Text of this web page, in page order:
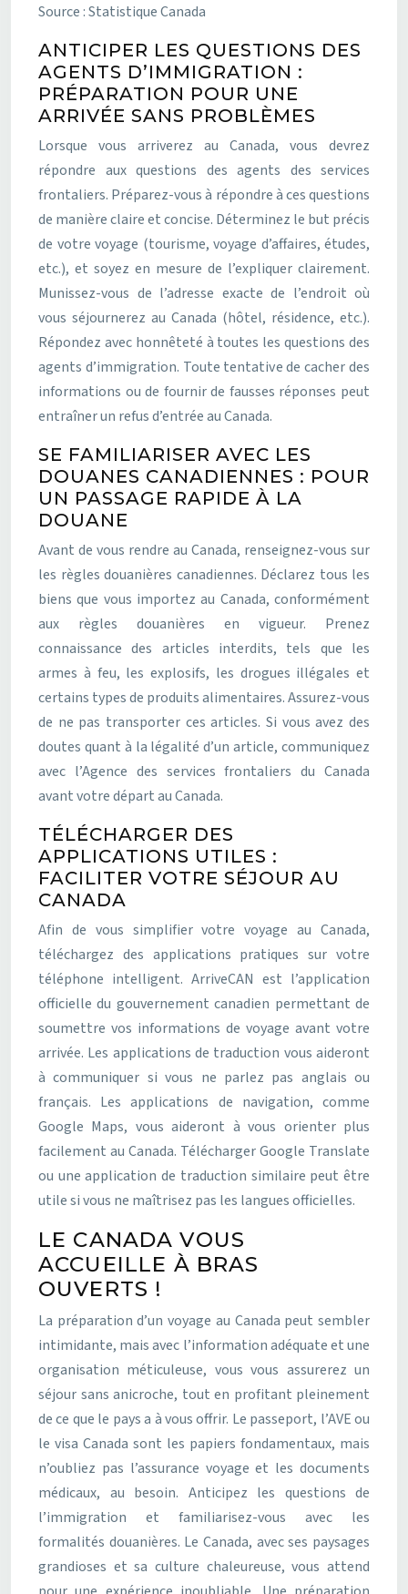
Source : Statistique Canada
ANTICIPER LES QUESTIONS DES
AGENTS D’IMMIGRATION :
PRÉPARATION POUR UNE
ARRIVÉE SANS PROBLÈMES
Lorsque vous arriverez au Canada, vous devrez
répondre aux questions des agents des services
frontaliers. Préparez-vous à répondre à ces questions
de manière claire et concise. Déterminez le but précis
de votre voyage (tourisme, voyage d’affaires, études,
etc.), et soyez en mesure de l’expliquer clairement.
Munissez-vous de l’adresse exacte de l’endroit où
vous séjournerez au Canada (hôtel, résidence, etc.).
Répondez avec honnêteté à toutes les questions des
agents d’immigration. Toute tentative de cacher des
informations ou de fournir de fausses réponses peut
entraîner un refus d’entrée au Canada.
SE FAMILIARISER AVEC LES
DOUANES CANADIENNES : POUR
UN PASSAGE RAPIDE À LA
DOUANE
Avant de vous rendre au Canada, renseignez-vous sur
les règles douanières canadiennes. Déclarez tous les
biens que vous importez au Canada, conformément
aux règles douanières en vigueur. Prenez
connaissance des articles interdits, tels que les
armes à feu, les explosifs, les drogues illégales et
certains types de produits alimentaires. Assurez-vous
de ne pas transporter ces articles. Si vous avez des
doutes quant à la légalité d’un article, communiquez
avec l’Agence des services frontaliers du Canada
avant votre départ au Canada.
TÉLÉCHARGER DES
APPLICATIONS UTILES :
FACILITER VOTRE SÉJOUR AU
CANADA
Afin de vous simplifier votre voyage au Canada,
téléchargez des applications pratiques sur votre
téléphone intelligent. ArriveCAN est l’application
officielle du gouvernement canadien permettant de
soumettre vos informations de voyage avant votre
arrivée. Les applications de traduction vous aideront
à communiquer si vous ne parlez pas anglais ou
français. Les applications de navigation, comme
Google Maps, vous aideront à vous orienter plus
facilement au Canada. Télécharger Google Translate
ou une application de traduction similaire peut être
utile si vous ne maîtrisez pas les langues officielles.
LE CANADA VOUS
ACCUEILLE À BRAS
OUVERTS !
La préparation d’un voyage au Canada peut sembler
intimidante, mais avec l’information adéquate et une
organisation méticuleuse, vous vous assurerez un
séjour sans anicroche, tout en profitant pleinement
de ce que le pays a à vous offrir. Le passeport, l’AVE ou
le visa Canada sont les papiers fondamentaux, mais
n’oubliez pas l’assurance voyage et les documents
médicaux, au besoin. Anticipez les questions de
l’immigration et familiarisez-vous avec les
formalités douanières. Le Canada, avec ses paysages
grandioses et sa culture chaleureuse, vous attend